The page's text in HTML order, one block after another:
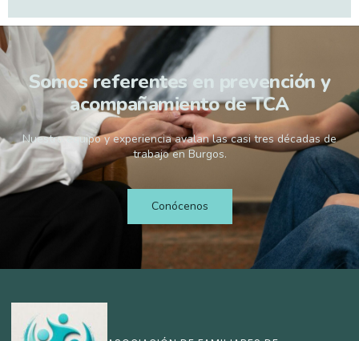
Somos referentes en prevención y
acompañamiento de TCA
Nuestro equipo y experiencia avalan las casi tres décadas de
trabajo en Burgos.
Conócenos